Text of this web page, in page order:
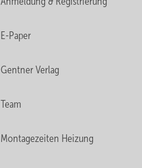
E-Paper
Gentner Verlag
Team
Montagezeiten Heizung